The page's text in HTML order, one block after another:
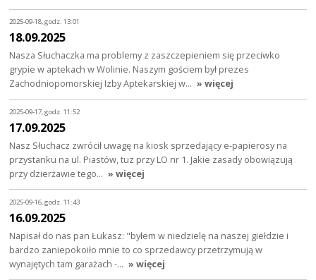
2025-09-18, godz. 13:01
18.09.2025
Nasza Słuchaczka ma problemy z zaszczepieniem się przeciwko
grypie w aptekach w Wolinie. Naszym gościem był prezes
Zachodniopomorskiej Izby Aptekarskiej w… » więcej
2025-09-17, godz. 11:52
17.09.2025
Nasz Słuchacz zwrócił uwagę na kiosk sprzedający e-papierosy na
przystanku na ul. Piastów, tuz przy LO nr 1. Jakie zasady obowiązują
przy dzierżawie tego… » więcej
2025-09-16, godz. 11:43
16.09.2025
Napisał do nas pan Łukasz: "byłem w niedzielę na naszej giełdzie i
bardzo zaniepokoiło mnie to co sprzedawcy przetrzymują w
wynajętych tam garażach -… » więcej